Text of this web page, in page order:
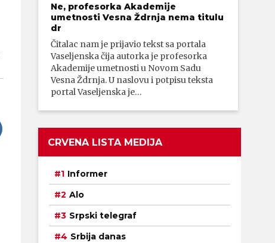
Ne, profesorka Akademije
umetnosti Vesna Ždrnja nema titulu
dr
Čitalac nam je prijavio tekst sa portala
Vaseljenska čija autorka je profesorka
Akademije umetnosti u Novom Sadu
Vesna Ždrnja. U naslovu i potpisu teksta
portal Vaseljenska je…
CRVENA LISTA MEDIJA
Informer
Alo
Srpski telegraf
Srbija danas